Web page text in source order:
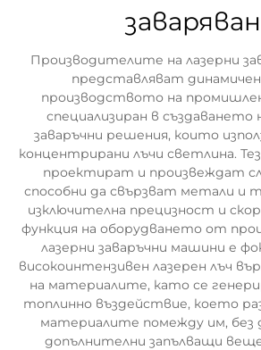
Производителите на лазерни
представляват
производството на
специализиран в създаването
заваръчни решения, които
концентрирани лъчи светлина.
проектират и произвеждат
способни да свързват метали и
изключителна прецизност и
функция на оборудването от
лазерни заваръчни машини е
високоинтензивен лазерен лъч
на материалите, като се
топлинно въздействие, което
материалите помежду им, без
допълнителни запълващи